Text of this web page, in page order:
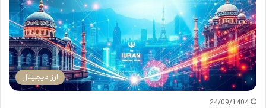
ارز دیجیتال
24/09/1404